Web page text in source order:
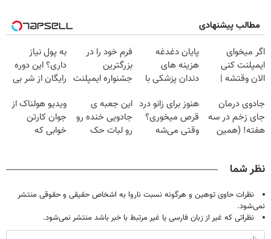
مطالب پیشنهادی
اگر میخوای
ایمپلنت کنی
الان وقتشه |
میلیون تومان!!!
پایان دغدغه
هزینه های
دندان پزشکی با
خانگی
فرم خود را در
بزرگترین
جشنواره ایمپلنت
فقط ۲۵ میلیون
به پول نیاز
داری؟ این دوره
رایگان از شر بی
میکنه
جادوی درمان
جای زخم در سه
هفته! (همین
هنوز برای زانو درد
قرص میخوری؟
وقتی می‌شه
این جعبه ی
جادویی خنده رو
رو لبات حک
ویدیو هولناک از
جوان کارتن
خوابی که
نظر شما
نظرات حاوی توهین و هرگونه نسبت ناروا به اشخاص حقیقی و حقوقی منتشر
نمی‌شود.
نظراتی که غیر از زبان فارسی یا غیر مرتبط با خبر باشد منتشر نمی‌شود.